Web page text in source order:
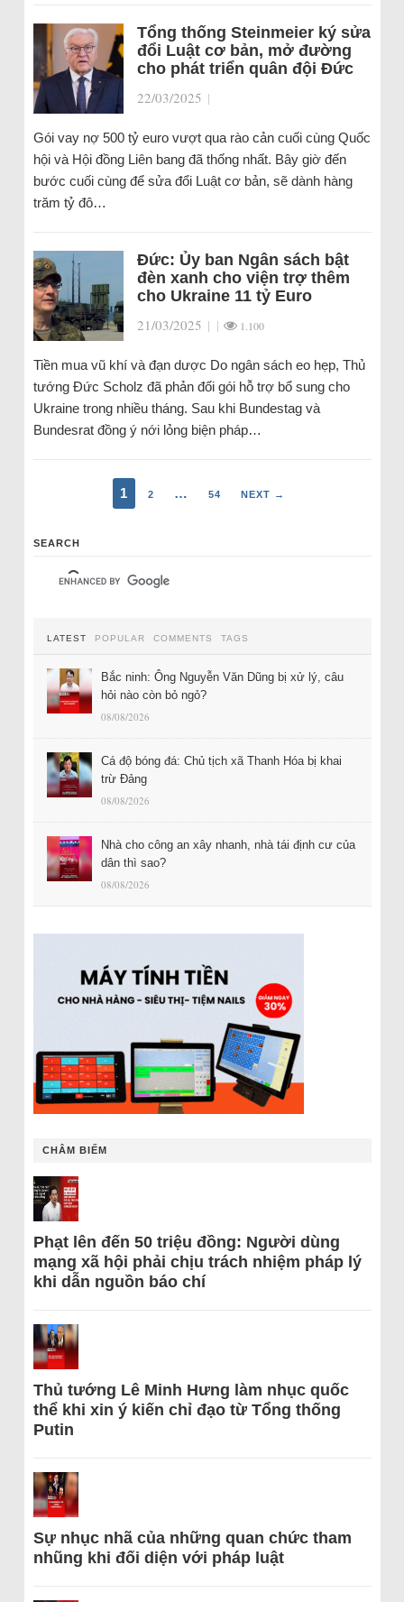
Tổng thống Steinmeier ký sửa
đổi Luật cơ bản, mở đường
cho phát triển quân đội Đức
22/03/2025 |
Gói vay nợ 500 tỷ euro vượt qua rào cản cuối cùng Quốc
hội và Hội đồng Liên bang đã thống nhất. Bây giờ đến
bước cuối cùng để sửa đổi Luật cơ bản, sẽ dành hàng
trăm tỷ đô…
Đức: Ủy ban Ngân sách bật
đèn xanh cho viện trợ thêm
cho Ukraine 11 tỷ Euro
21/03/2025 | | 1.100
Tiền mua vũ khí và đạn dược Do ngân sách eo hẹp, Thủ
tướng Đức Scholz đã phản đối gói hỗ trợ bổ sung cho
Ukraine trong nhiều tháng. Sau khi Bundestag và
Bundesrat đồng ý nới lỏng biện pháp…
1 2 … 54 NEXT →
SEARCH
LATEST POPULAR COMMENTS TAGS
Bắc ninh: Ông Nguyễn Văn Dũng bị xử lý, câu
hỏi nào còn bỏ ngỏ?
08/08/2026
Cá độ bóng đá: Chủ tịch xã Thanh Hóa bị khai
trừ Đảng
08/08/2026
Nhà cho công an xây nhanh, nhà tái định cư của
dân thì sao?
08/08/2026
CHÂM BIẾM
Phạt lên đến 50 triệu đồng: Người dùng
mạng xã hội phải chịu trách nhiệm pháp lý
khi dẫn nguồn báo chí
Thủ tướng Lê Minh Hưng làm nhục quốc
thể khi xin ý kiến chỉ đạo từ Tổng thống
Putin
Sự nhục nhã của những quan chức tham
nhũng khi đối diện với pháp luật